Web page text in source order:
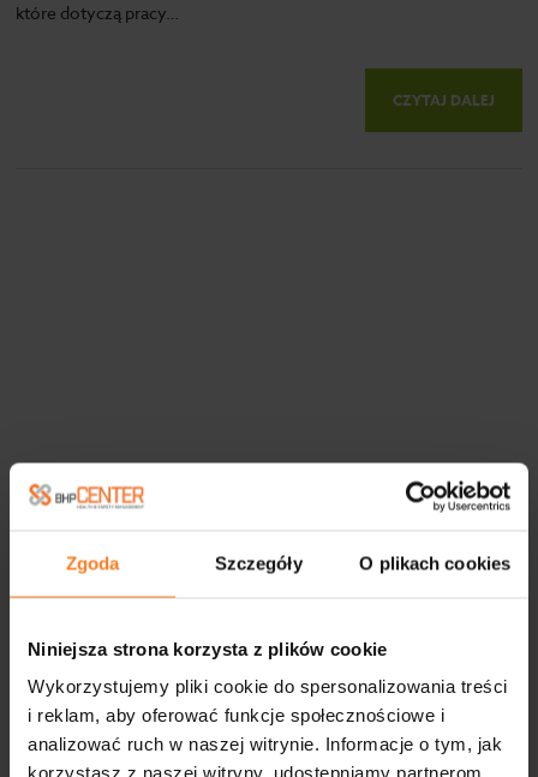
Zgoda Szczegóły O plikach cookies
Niniejsza strona korzysta z plików cookie
Wykorzystujemy pliki cookie do spersonalizowania treści
i reklam, aby oferować funkcje społecznościowe i
analizować ruch w naszej witrynie. Informacje o tym, jak
korzystasz z naszej witryny, udostępniamy partnerom
które dotyczą pracy…
CZYTAJ DALEJ
PRZECIWWSKAZANIA DO
PRACY W CIĄŻY - WSZYSTKO
CO MUSISZ WIEDZIEĆ!
02.05.2023
Aktualności, BHP, Dla specjalistów, Obowiązki BHP pracodawcy,
Niewiele osób zdaje sobie sprawę, że zarówno kobietom w ciąży,
jak i po urodzeniu dziecka przysługują w pracy pewne szczególne